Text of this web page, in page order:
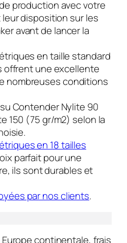
production avec votre
disposition sur les
avant de lancer la
en taille standard
offrent une excellente
nombreuses conditions
Contender Nylite 90
150 (75 gr/m2) selon la
en 18 tailles
parfait pour une
ils sont durables et
par nos clients.
continentale, frais